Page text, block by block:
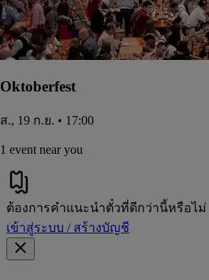
Oktoberfest
ส., 19 ก.ย. • 17:00
1 event near you
ต้องการคําแนะนําตั๋วที่ดีกว่านี้หรือไม่
เข้าสู่ระบบ / สร้างบัญชี